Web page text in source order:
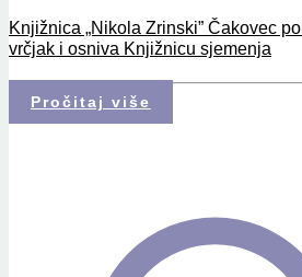
Knjižnica „Nikola Zrinski” Čakovec
vrčjak i osniva Knjižnicu sjemenja
Pročitaj više